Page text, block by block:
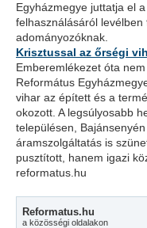
Egyházmegye juttatja el
felhasználásáról
adományozóknak.
Krisztussal az őrségi
Emberemlékezet óta
Református
vihar az épített és a
okozott. A legsúlyosabb
településen,
áramszolgáltatás is
pusztított, hanem igazi
reformatus.hu
Reformatus.hu
a közösségi oldalakon